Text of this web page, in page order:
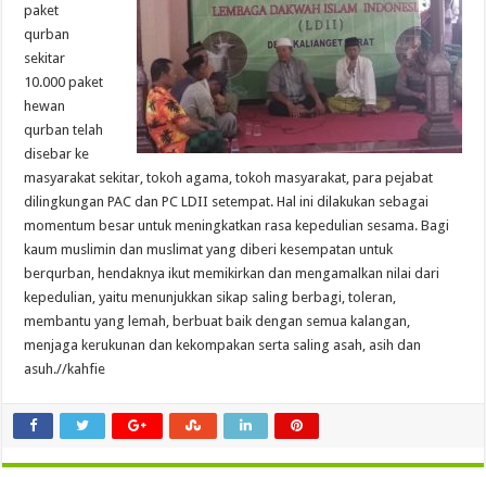
paket
qurban
sekitar
10.000 paket
hewan
qurban telah
disebar ke
masyarakat sekitar, tokoh agama, tokoh masyarakat, para pejabat
dilingkungan PAC dan PC LDII setempat. Hal ini dilakukan sebagai
momentum besar untuk meningkatkan rasa kepedulian sesama. Bagi
kaum muslimin dan muslimat yang diberi kesempatan untuk
berqurban, hendaknya ikut memikirkan dan mengamalkan nilai dari
kepedulian, yaitu menunjukkan sikap saling berbagi, toleran,
membantu yang lemah, berbuat baik dengan semua kalangan,
menjaga kerukunan dan kekompakan serta saling asah, asih dan
asuh.//kahfie